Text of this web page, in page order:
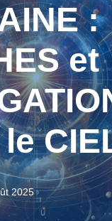
:
et
2025